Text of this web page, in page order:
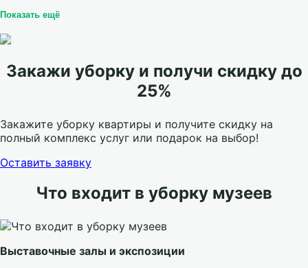
Показать ещё
Закажи уборку и получи скидку до
25%
Закажите уборку квартиры и получите скидку на
полный комплекс услуг или подарок на выбор!
Оставить заявку
Что входит в уборку музеев
Выставочные залы и экспозиции